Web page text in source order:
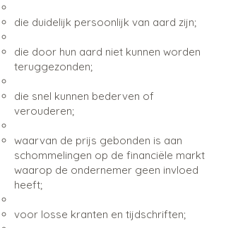
die duidelijk persoonlijk van aard zijn;
die door hun aard niet kunnen worden
teruggezonden;
die snel kunnen bederven of
verouderen;
waarvan de prijs gebonden is aan
schommelingen op de financiële markt
waarop de ondernemer geen invloed
heeft;
voor losse kranten en tijdschriften;